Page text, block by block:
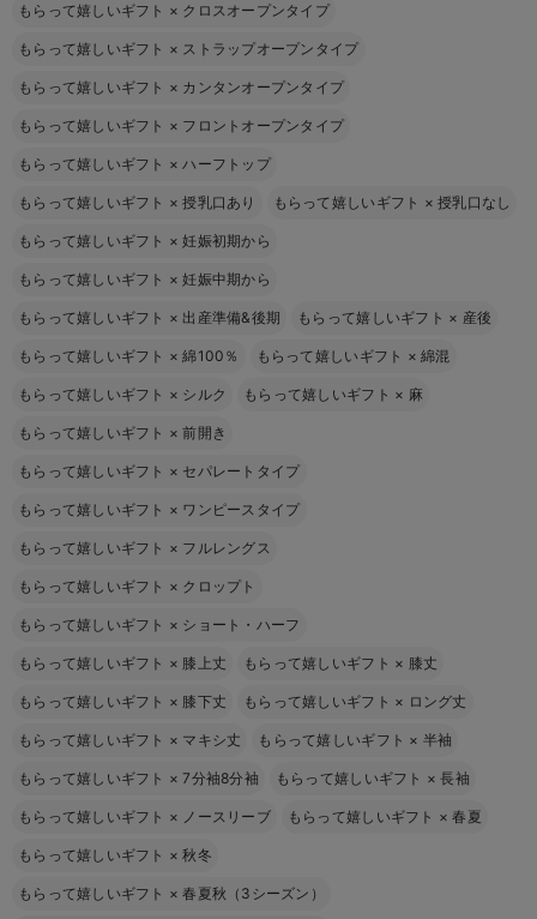
もらって嬉しいギフト × クロスオープンタイプ
もらって嬉しいギフト × ストラップオープンタイプ
もらって嬉しいギフト × カンタンオープンタイプ
もらって嬉しいギフト × フロントオープンタイプ
もらって嬉しいギフト ×ハーフトップ
もらって嬉しいギフト ×授乳口あり もらって嬉しいギフト ×授乳口なし
もらって嬉しいギフト ×妊娠初期から
もらって嬉しいギフト ×妊娠中期から
もらって嬉しいギフト × 出産準備&後期 もらって嬉しいギフト × 産後
もらって嬉しいギフト ×綿100％ もらって嬉しいギフト ×綿混
もらって嬉しいギフト × シルク もらって嬉しいギフト × 麻
もらって嬉しいギフト ×前開き
もらって嬉しいギフト × セパレートタイプ
もらって嬉しいギフト × ワンピースタイプ
もらって嬉しいギフト × フルレングス
もらって嬉しいギフト × クロップト
もらって嬉しいギフト × ショート・ハーフ
もらって嬉しいギフト × 膝上丈 もらって嬉しいギフト × 膝丈
もらって嬉しいギフト × 膝下丈 もらって嬉しいギフト × ロング丈
もらって嬉しいギフト × マキシ丈 もらって嬉しいギフト × 半袖
もらって嬉しいギフト ×7分袖8分袖 もらって嬉しいギフト ×長袖
もらって嬉しいギフト × ノースリーブ もらって嬉しいギフト ×春夏
もらって嬉しいギフト ×秋冬
もらって嬉しいギフト ×春夏秋（3シーズン）